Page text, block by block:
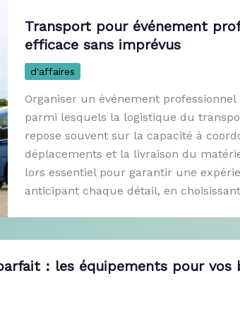
Transport pour événement
efficace sans imprévus
d'affaires
Organiser un événement
parmi lesquels la logistique du
repose souvent sur la capacité à
déplacements et la livraison du
lors essentiel pour garantir une
anticipant chaque détail, en
: les équipements pour vos